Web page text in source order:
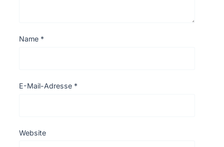
Name *
E-Mail-Adresse *
Website